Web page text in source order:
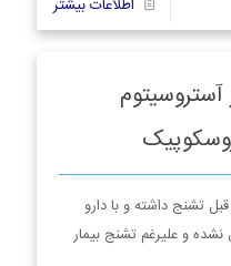
اطلاعات بیشتر
سال قبل تشنج داشته و با دارو
نشده و علیرغم تشنج بیمار